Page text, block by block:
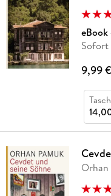
eBook
Sofort
9,99 €
Orhan